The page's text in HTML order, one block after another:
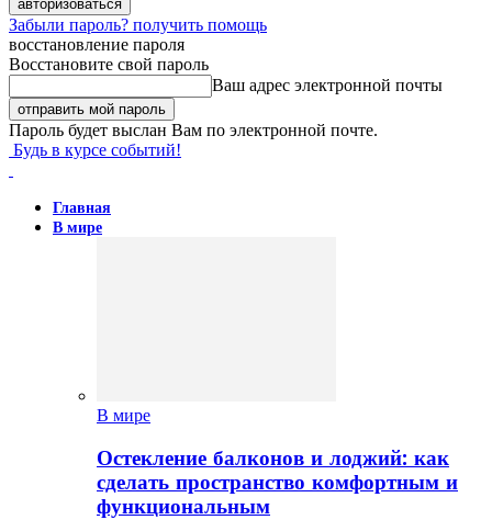
Забыли пароль? получить помощь
восстановление пароля
Восстановите свой пароль
Ваш адрес электронной почты
Пароль будет выслан Вам по электронной почте.
Будь в курсе событий!
Главная
В мире
В мире
Остекление балконов и лоджий: как
сделать пространство комфортным и
функциональным